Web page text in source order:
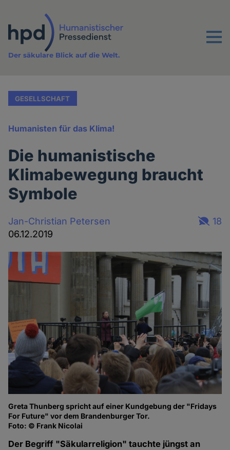
Inhalt
Menu
Der säkulare Blick auf die Welt.
GESELLSCHAFT
Humanisten für das Klima!
Die humanistische
Klimabewegung braucht
Symbole
Jan-Christian Petersen
06.12.2019
18
Greta Thunberg spricht auf einer Kundgebung der "Fridays
For Future" vor dem Brandenburger Tor.
Foto: © Frank Nicolai
Der Begriff "Säkularreligion" tauchte jüngst an